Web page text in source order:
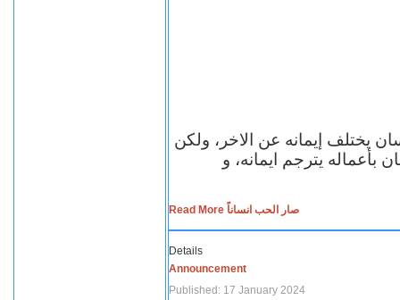
يختلف إيمانه عن الاخر، ولكن
بأعماله يترجم ايمانه، و
Read More صار الحب انساناً
Details
Announcement
Published: 17 January 2024